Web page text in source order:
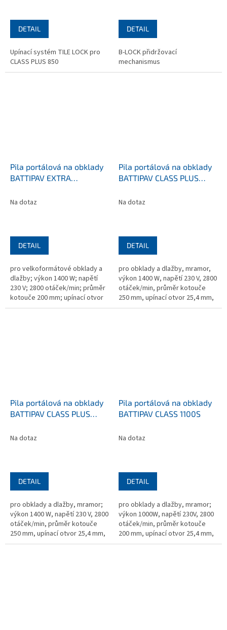
DETAIL
Upínací systém TILE LOCK pro
CLASS PLUS 850
DETAIL
B-LOCK přidržovací
mechanismus
Pila portálová na obklady
BATTIPAV EXTRA
Na dotaz
DETAIL
pro velkoformátové obklady a
dlažby; výkon 1400 W; napětí
230 V; 2800 otáček/min; průměr
kotouče 200 mm; upínací otvor
25,4 mm; 3975x900x1260 mm,
Pila portálová na obklady
BATTIPAV CLASS PLUS
Na dotaz
DETAIL
pro obklady a dlažby, mramor,
výkon 1400 W, napětí 230 V, 2800
otáček/min, průměr kotouče
250 mm, upínací otvor 25,4 mm,
720×1600×940 mm, hmotnost 52
Pila portálová na obklady
BATTIPAV CLASS PLUS
Na dotaz
DETAIL
pro obklady a dlažby, mramor;
výkon 1400 W, napětí 230 V, 2800
otáček/min, průměr kotouče
250 mm, upínací otvor 25,4 mm,
720×1300×940 mm, hmotnost
Pila portálová na obklady
BATTIPAV CLASS 1100S
Na dotaz
DETAIL
pro obklady a dlažby, mramor;
výkon 1000W, napětí 230V, 2800
otáček/min, průměr kotouče
200 mm, upínací otvor 25,4 mm,
720x1600x940 mm, hmotnost 48